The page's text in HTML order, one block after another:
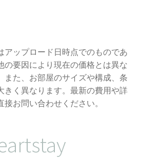
アップロード日時点でのものであ
の要因により現在の価格とは異な
また、お部屋のサイズや構成、条
きく異なります。最新の費用や詳
お問い合わせください。